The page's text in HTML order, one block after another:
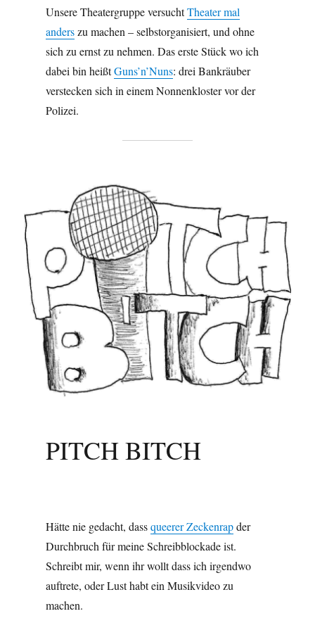
Unsere Theatergruppe versuchtTheater mal
anderszu machen – selbstorganisiert, und ohne
sich zu ernst zu nehmen. Das erste Stück wo ich
dabei bin heißtGuns’n’Nuns: drei Bankräuber
verstecken sich in einem Nonnenkloster vor der
Polizei.
PITCH BITCH
Hätte nie gedacht, dassqueerer Zeckenrapder
Durchbruch für meine Schreibblockade ist.
Schreibt mir, wenn ihr wollt dass ich irgendwo
auftrete, oder Lust habt ein Musikvideo zu
machen.